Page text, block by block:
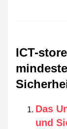
ICT-
Das
und